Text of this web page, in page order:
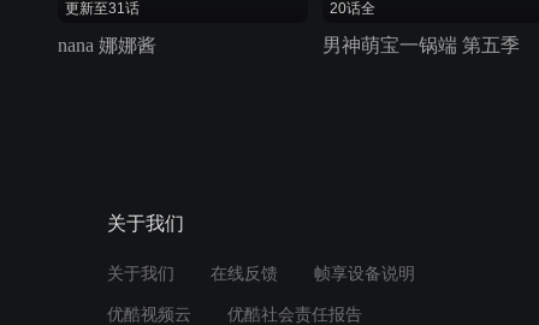
更新至31话
nana 娜娜酱
20话全
男神萌宝一锅端 第五季
关于我们
关于我们 在线反馈 帧享设备说明
优酷视频云 优酷社会责任报告